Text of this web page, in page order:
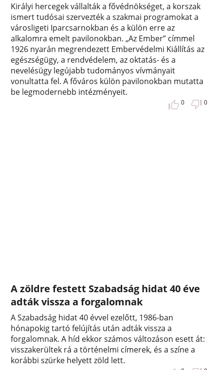
Királyi hercegek vállalták a fővédnökséget, a korszak
ismert tudósai szervezték a szakmai programokat a
városligeti Iparcsarnokban és a külön erre az
alkalomra emelt pavilonokban. „Az Ember” címmel
1926 nyarán megrendezett Embervédelmi Kiállítás az
egészségügy, a rendvédelem, az oktatás- és a
nevelésügy legújabb tudományos vívmányait
vonultatta fel. A főváros külön pavilonokban mutatta
be legmodernebb intézményeit.
0 0
A zöldre festett Szabadság hidat 40 éve
adták vissza a forgalomnak
A Szabadság hidat 40 évvel ezelőtt, 1986-ban
hónapokig tartó felújítás után adták vissza a
forgalomnak. A híd ekkor számos változáson esett át:
visszakerültek rá a történelmi címerek, és a színe a
korábbi szürke helyett zöld lett.